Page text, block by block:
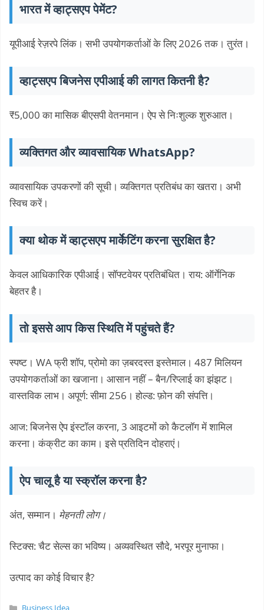
भारत में व्हाट्सएप पेमेंट?
यूपीआई रेज़रपे लिंक। सभी उपयोगकर्ताओं के लिए 2026 तक। तुरंत।
व्हाट्सएप बिजनेस एपीआई की लागत कितनी है?
₹5,000 का मासिक बीएसपी वेतनमान। ऐप से निःशुल्क शुरुआत।
व्यक्तिगत और व्यावसायिक WhatsApp?
व्यावसायिक उपकरणों की सूची। व्यक्तिगत प्रतिबंध का खतरा। अभी
स्विच करें।
क्या थोक में व्हाट्सएप मार्केटिंग करना सुरक्षित है?
केवल आधिकारिक एपीआई। सॉफ्टवेयर प्रतिबंधित। राय: ऑर्गेनिक
बेहतर है।
तो इससे आप किस स्थिति में पहुंचते हैं?
स्पष्ट। WA फ्री शॉप, प्रोमो का ज़बरदस्त इस्तेमाल। 487 मिलियन
उपयोगकर्ताओं का खजाना। आसान नहीं – बैन/रिप्लाई का झंझट।
वास्तविक लाभ। अपूर्ण: सीमा 256। होल्ड: फ़ोन की संपत्ति।
आज: बिजनेस ऐप इंस्टॉल करना, 3 आइटमों को कैटलॉग में शामिल
करना। कंक्रीट का काम। इसे प्रतिदिन दोहराएं।
ऐप चालू है या स्क्रॉल करना है?
अंत, सम्मान। मेहनती लोग।
स्टिक्स: चैट सेल्स का भविष्य। अव्यवस्थित सौदे, भरपूर मुनाफा।
उत्पाद का कोई विचार है?
Categories
Business Idea